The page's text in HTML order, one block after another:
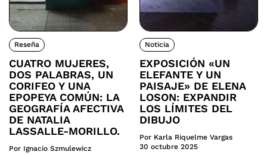
Reseña
CUATRO MUJERES,
DOS PALABRAS, UN
CORIFEO Y UNA
EPOPEYA COMÚN: LA
GEOGRAFÍA AFECTIVA
DE NATALIA
LASSALLE-MORILLO.
Por Ignacio Szmulewicz
Noticia
EXPOSICIÓN «UN
ELEFANTE Y UN
PAISAJE» DE ELENA
LOSON: EXPANDIR
LOS LÍMITES DEL
DIBUJO
Por Karla Riquelme Vargas
30 octubre 2025